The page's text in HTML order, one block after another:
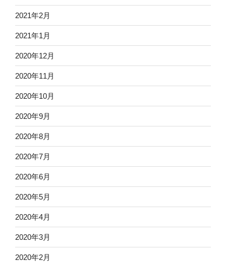
2021年2月
2021年1月
2020年12月
2020年11月
2020年10月
2020年9月
2020年8月
2020年7月
2020年6月
2020年5月
2020年4月
2020年3月
2020年2月